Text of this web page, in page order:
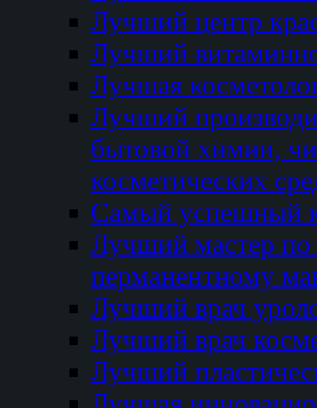
Лучший центр
Лучший
Лучшая
Лучший
бытовой химии,
косметических
Самый успешный
Лучший мастер по
перманентному
Лучший врач
Лучший врач
Лучший